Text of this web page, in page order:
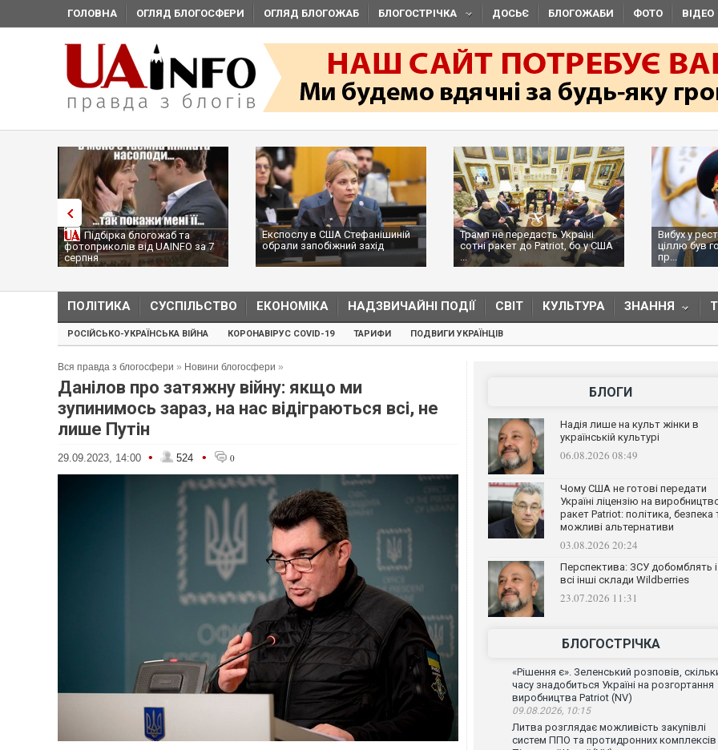
ГОЛОВНА ОГЛЯД БЛОГОСФЕРИ ОГЛЯД БЛОГОЖАБ БЛОГОСТРІЧКА ДОСЬЄ БЛОГОЖАБИ ФОТО ВІДЕО
Підбірка блогожаб та
фотоприколів від UAINFO за 7
серпня
Експослу в США Стефанішиній
обрали запобіжний захід
Трамп не передасть Україні
сотні ракет до Patriot, бо у США
...
Вибух у
ціллю був
пр...
ПОЛІТИКА СУСПІЛЬСТВО ЕКОНОМІКА НАДЗВИЧАЙНІ ПОДІЇ СВІТ КУЛЬТУРА ЗНАННЯ
РОСІЙСЬКО-УКРАЇНСЬКА ВІЙНА КОРОНАВІРУС COVID-19 ТАРИФИ ПОДВИГИ УКРАЇНЦІВ
Вся правда з блогосфери » Новини блогосфери »
Данілов про затяжну війну: якщо ми
зупинимось зараз, на нас відіграються всі, не
лише Путін
29.09.2023, 14:00 • 524 • 0
БЛОГИ
Надія лише на культ жінки в
українській культурі
06.08.2026 08:49
Чому США не готові передати
Україні ліцензію на
ракет Patriot: політика, безпека
можливі альтернативи
03.08.2026 20:24
Перспектива: ЗСУ добомблять і
всі інші склади Wildberries
23.07.2026 11:31
БЛОГОСТРІЧКА
«Рішення є». Зеленський розповів,
часу знадобиться Україні на розгортання
виробництва Patriot (NV)
09.08.2026, 10:15
Литва розглядає можливість закупівлі
систем ППО та протидронних комплексів